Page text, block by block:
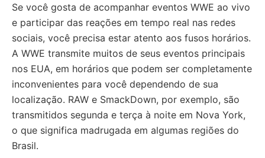
Se você gosta de acompanhar eventos WWE ao vivo
e participar das reações em tempo real nas redes
sociais, você precisa estar atento aos fusos horários.
A WWE transmite muitos de seus eventos principais
nos EUA, em horários que podem ser completamente
inconvenientes para você dependendo de sua
localização. RAW e SmackDown, por exemplo, são
transmitidos segunda e terça à noite em Nova York,
o que significa madrugada em algumas regiões do
Brasil.